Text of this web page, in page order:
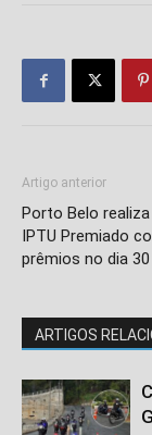
Artigo anterior
Porto Belo
IPTU Premiado
prêmios no dia
ARTIGOS